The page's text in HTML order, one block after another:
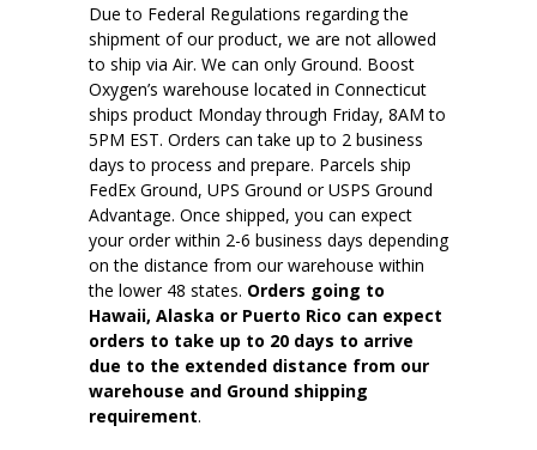
Due to Federal Regulations regarding the
shipment of our product, we are not allowed
to ship via Air. We can only Ground. Boost
Oxygen’s warehouse located in Connecticut
ships product Monday through Friday, 8AM to
5PM EST. Orders can take up to 2 business
days to process and prepare. Parcels ship
FedEx Ground, UPS Ground or USPS Ground
Advantage. Once shipped, you can expect
your order within 2-6 business days depending
on the distance from our warehouse within
the lower 48 states. Orders going to
Hawaii, Alaska or Puerto Rico can expect
orders to take up to 20 days to arrive
due to the extended distance from our
warehouse and Ground shipping
requirement.